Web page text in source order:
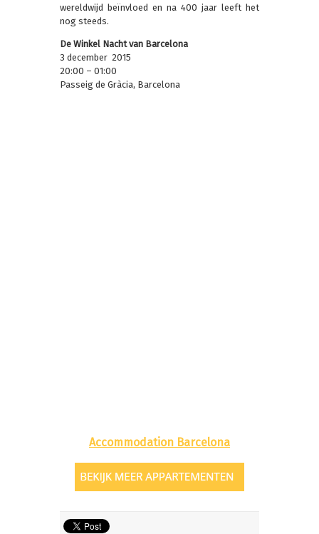
wereldwijd beïnvloed en na 400 jaar leeft het
nog steeds.
De Winkel Nacht van Barcelona
3 december 2015
20:00 – 01:00
Passeig de Gràcia, Barcelona
Accommodation Barcelona